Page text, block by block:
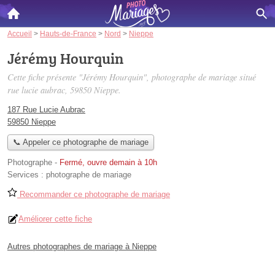
Accueil > Hauts-de-France > Nord > Nieppe
Jérémy Hourquin
Cette fiche présente "Jérémy Hourquin", photographe de mariage situé
rue lucie aubrac, 59850 Nieppe.
187 Rue Lucie Aubrac
59850 Nieppe
📞 Appeler ce photographe de mariage
Photographe - Fermé, ouvre demain à 10h
Services : photographe de mariage
Recommander ce photographe de mariage
Améliorer cette fiche
Autres photographes de mariage à Nieppe